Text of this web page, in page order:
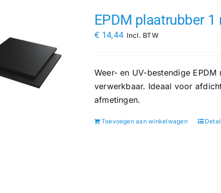
EPDM plaatrubber
€ 14,44 Incl. BTW
Weer- en UV-bestendige
verwerkbaar. Ideaal voor
afmetingen.
Toevoegen aan winkelwagen